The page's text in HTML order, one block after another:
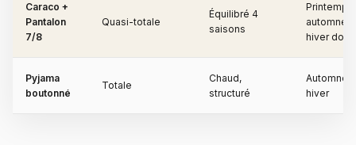
Caraco +
Pantalon
7/8
Quasi-totale
Équilibré 4
saisons
Printemps,
automne,
hiver doux
Pyjama
boutonné
Totale
Chaud,
structuré
Automne,
hiver